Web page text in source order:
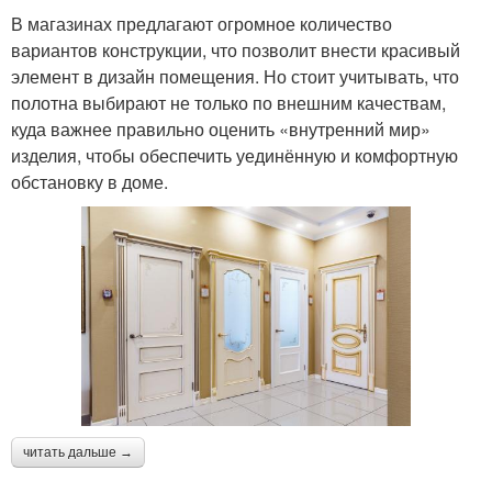
В магазинах предлагают огромное количество
вариантов конструкции, что позволит внести красивый
элемент в дизайн помещения. Но стоит учитывать, что
полотна выбирают не только по внешним качествам,
куда важнее правильно оценить «внутренний мир»
изделия, чтобы обеспечить уединённую и комфортную
обстановку в доме.
читать дальше →